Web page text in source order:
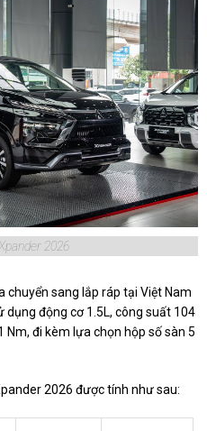
2026
chuyển sang lắp ráp tại Việt Nam
dụng động cơ 1.5L, công suất 104
đi kèm lựa chọn hộp số sàn 5
2026 được tính như sau: